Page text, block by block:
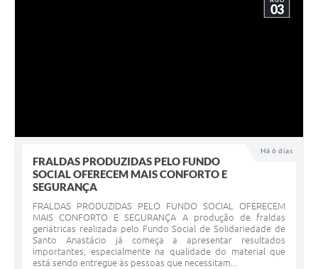
Há 6 dias
03
FRALDAS PRODUZIDAS PELO FUNDO
SOCIAL OFERECEM MAIS CONFORTO E
SEGURANÇA
FRALDAS PRODUZIDAS PELO FUNDO SOCIAL OFERECEM
MAIS CONFORTO E SEGURANÇA A produção de fraldas
geriátricas realizada pelo Fundo Social de Solidariedade de
Santo Anastácio já começa a apresentar resultados
importantes, especialmente na qualidade do material que
está sendo entregue às pessoas que necessitam...